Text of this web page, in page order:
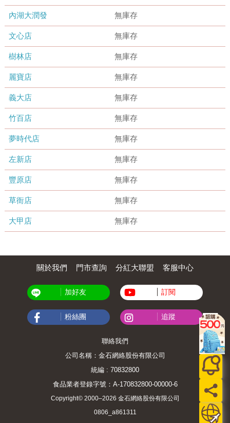
內湖大潤發 無庫存
文心店 無庫存
樹林店 無庫存
麗寶店 無庫存
義大店 無庫存
竹百店 無庫存
夢時代店 無庫存
左新店 無庫存
豐原店 無庫存
草衙店 無庫存
大甲店 無庫存
關於我們 門市查詢 分紅大聯盟 客服中心
加好友 訂閱
粉絲團 追蹤
聯絡我們
公司名稱：金石網絡股份有限公司
統編 : 70832800
食品業者登錄字號：A-170832800-00000-6
Copyright© 2000–2026 金石網絡股份有限公司
0806_a861311